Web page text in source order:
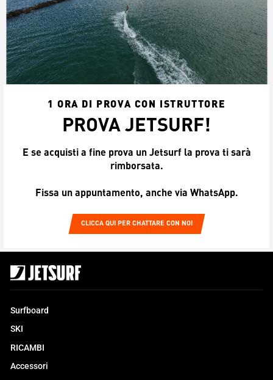
1 ORA DI PROVA CON ISTRUTTORE
PROVA JETSURF!
E se acquisti a fine prova un Jetsurf la prova ti sarà
rimborsata.
Fissa un appuntamento, anche via WhatsApp.
CLICCA QUI PER CHATTARE CON NOI
Surfboard
SKI
RICAMBI
Accessori